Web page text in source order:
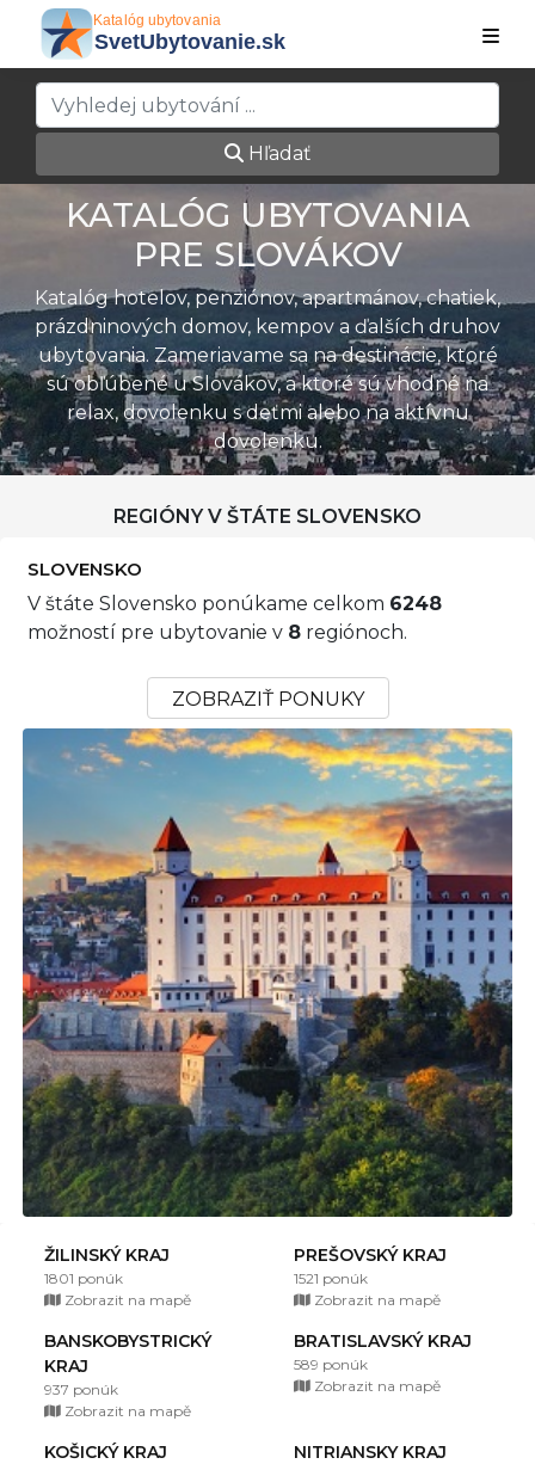
Hľadať
KATALÓG UBYTOVANIA
PRE SLOVÁKOV
Katalóg hotelov, penziónov, apartmánov, chatiek,
prázdninových domov, kempov a ďalších druhov
ubytovania. Zameriavame sa na destinácie, ktoré
sú obľúbené u Slovákov, a ktoré sú vhodné na
relax, dovolenku s deťmi alebo na aktívnu
dovolenku.
REGIÓNY V ŠTÁTE SLOVENSKO
SLOVENSKO
V štáte Slovensko ponúkame celkom 6248
možností pre ubytovanie v 8 regiónoch.
ZOBRAZIŤ PONUKY
ŽILINSKÝ KRAJ
1801 ponúk
Zobrazit na mapě
PREŠOVSKÝ KRAJ
1521 ponúk
Zobrazit na mapě
BANSKOBYSTRICKÝ
KRAJ
937 ponúk
Zobrazit na mapě
BRATISLAVSKÝ KRAJ
589 ponúk
Zobrazit na mapě
KOŠICKÝ KRAJ NITRIANSKY KRAJ